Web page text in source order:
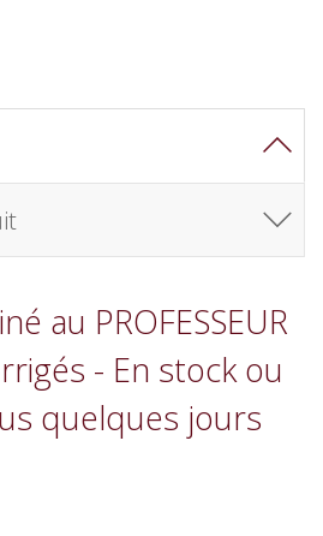
au PROFESSEUR
- En stock ou
quelques jours